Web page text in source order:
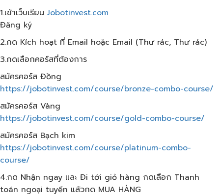
1.เข้าเว็บ​เรียน Jobotinvest.com
Đăng ký
2.กด Kích hoạt ที่ Email hoặc Email (Thư rác, Thư rác)
3.กดเลือกคอร์สที่ต้องการ
สมัครคอร์ส​ Đồng
https://jobotinvest.com/course/bronze-combo-course/
สมัครคอร์ส​ Vàng
https://jobotinvest.com/course/gold-combo-course/
สมัครคอร์ส​ Bạch kim
https://jobotinvest.com/course/platinum-combo-
course/
4.กด Nhận ngay และ Đi tới giỏ hàng กดเลือก​ Thanh
toán ngoại tuyến แล้วกด​ MUA HÀNG